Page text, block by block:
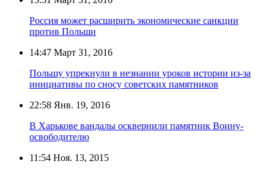
Россия может расширить экономические санкции
против Польши
14:47 Март 31, 2016
Польшу упрекнули в незнании уроков истории из-за
инициативы по сносу советских памятников
22:58 Янв. 19, 2016
В Харькове вандалы осквернили памятник Воину-
освободителю
11:54 Ноя. 13, 2015